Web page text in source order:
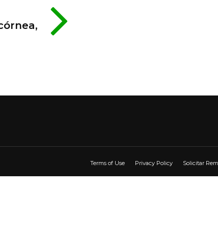
Terms of Use Privacy Policy Solicitar